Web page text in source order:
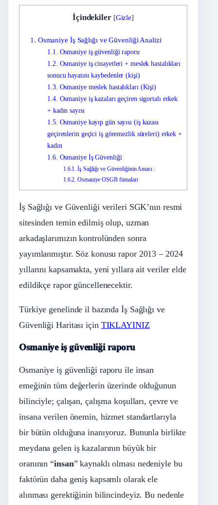
İçindekiler [Gizle]
1. Osmaniye İş Sağlığı ve Güvenliği Analizi
1.1. Osmaniye iş güvenliği raporu
1.2. Osmaniye iş cinayetleri + meslek hastalıkları
sonucu hayatını kaybedenler (kişi)
1.3. Osmaniye meslek hastalıkları (Kişi)
1.4. Osmaniye iş kazaları geçiren sigortalı erkek
+ kadın sayısı
1.5. Osmaniye kayıp gün sayısı (iş kazası
geçirenlerin geçici iş göremezlik süreleri) erkek +
kadın
1.6. Osmaniye İş Güvenliği
1.6.1. İş Sağlığı ve Güvenliğinin Amacı :
1.6.2. Osmaniye OSGB firmaları
İş Sağlığı ve Güvenliği verileri SGK’nın resmi
sitesinden temin edilmiş olup, uzman
arkadaşlarımızın kontrolünden sonra
yayımlanmıştır. Söz konusu rapor 2013 – 2024
yıllarını kapsamakta, yeni yıllara ait veriler elde
edildikçe rapor güncellenecektir.
Türkiye genelinde il bazında İş Sağlığı ve
Güvenliği Haritası için TIKLAYINIZ
Osmaniye iş güvenliği raporu
Osmaniye iş güvenliği raporu ile insan
emeğinin tüm değerlerin üzerinde olduğunun
bilinciyle; çalışan, çalışma koşulları, çevre ve
insana verilen önemin, hizmet standartlarıyla
bir bütün olduğuna inanıyoruz. Bununla birlikte
meydana gelen iş kazalarının büyük bir
oranının “insan” kaynaklı olması nedeniyle bu
faktörün daha geniş kapsamlı olarak ele
alınması gerektiğinin bilincindeyiz. Bu nedenle